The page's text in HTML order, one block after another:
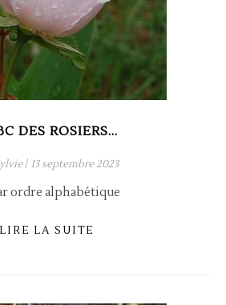
DES ROSIERS…
/ 13 septembre 2023
ordre alphabétique
LIRE LA SUITE